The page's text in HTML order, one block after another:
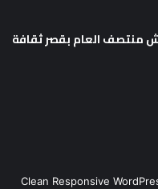
منتصف العام بقصر ثقافة
Clean Responsive